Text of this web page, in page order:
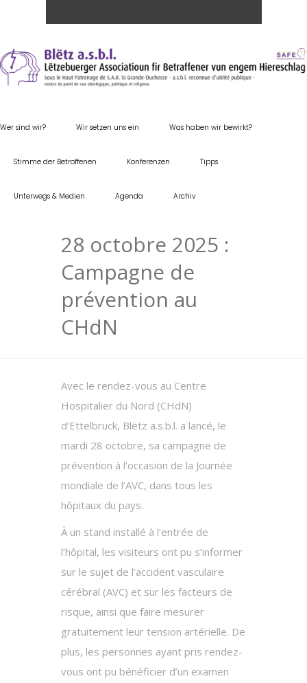
Wer sind wir? Wir setzen uns ein Was haben wir bewirkt?
Stimme der Betroffenen Konferenzen Tipps
Unterwegs & Medien Agenda Archiv
28 octobre 2025 :
Campagne de
prévention au
CHdN
Avec le rendez-vous au Centre
Hospitalier du Nord (CHdN)
d’Ettelbruck, Blëtz a.s.b.l. a lancé, le
mardi 28 octobre, sa campagne de
prévention à l’occasion de la Journée
mondiale de l’AVC, dans tous les
hôpitaux du pays.
À un stand installé à l’entrée de
l’hôpital, les visiteurs ont pu s’informer
sur le sujet de l’accident vasculaire
cérébral (AVC) et sur les facteurs de
risque, ainsi que faire mesurer
gratuitement leur tension artérielle. De
plus, les personnes ayant pris rendez-
vous ont pu bénéficier d’un examen